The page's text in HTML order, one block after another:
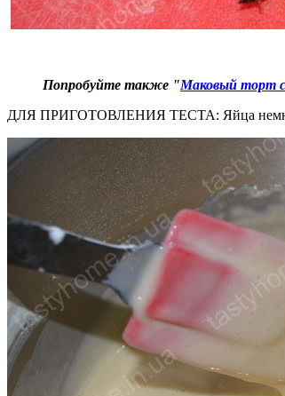
Попробуйте также "Маковый торт
ДЛЯ ПРИГОТОВЛЕНИЯ ТЕСТА: Яйца немного